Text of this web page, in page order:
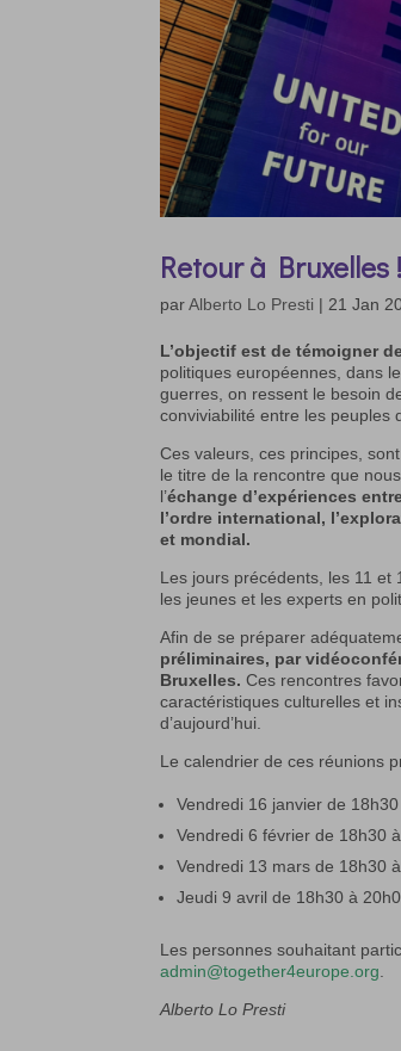
Retour à Bruxelles !
parAlberto Lo Presti |21 Jan
L’objectif est de témoigner
politiques européennes, dans
guerres, on ressent le besoin
conviviabilité entre les peuples
Ces valeurs, ces principes,
le titre de la rencontre que
l’échange d’expériences
l’ordre international,
et mondial.
Les jours précédents, les 11 et
les jeunes et les experts en
Afin de se préparer
préliminaires, par
Bruxelles. Ces rencontres
caractéristiques culturelles et
d’aujourd’hui.
Le calendrier de ces réunions
Vendredi 16 janvier de
Vendredi 6 février de 18h30
Vendredi 13 mars de 18h30
Jeudi 9 avril de 18h30 à
Les personnes souhaitant
admin@together4europe.org.
Alberto Lo Presti